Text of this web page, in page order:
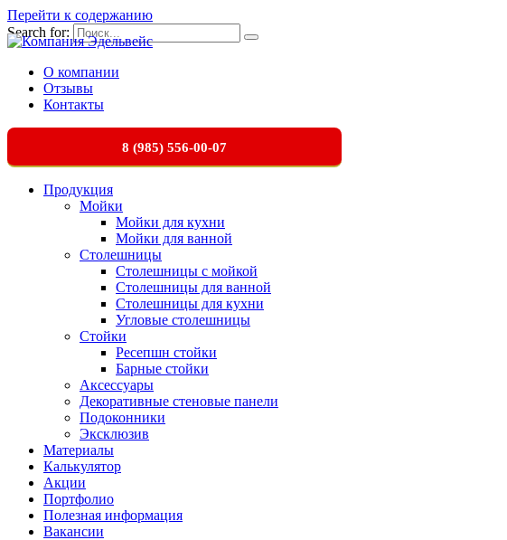
Перейти к содержанию
Search for:
О компании
Отзывы
Контакты
8 (985) 556-00-07
Продукция
Мойки
Мойки для кухни
Мойки для ванной
Столешницы
Столешницы с мойкой
Столешницы для ванной
Столешницы для кухни
Угловые столешницы
Стойки
Ресепшн стойки
Барные стойки
Аксессуары
Декоративные стеновые панели
Подоконники
Эксклюзив
Материалы
Калькулятор
Акции
Портфолио
Полезная информация
Вакансии